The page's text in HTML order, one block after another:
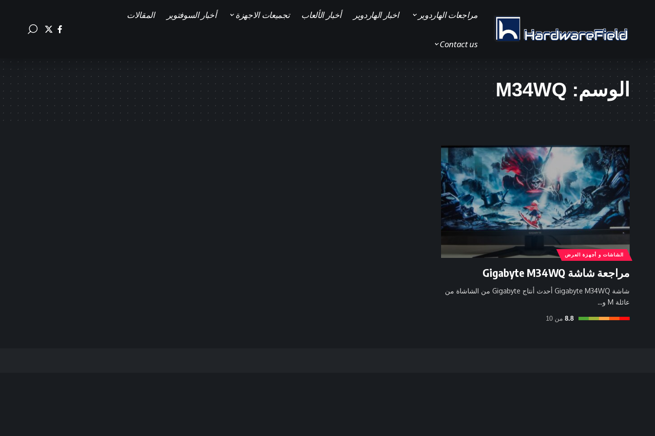
مراجعات الهاردوير اخبار الهاردوير أخبار الألعاب تجميعات الاجهزة أخبار السوفتوير المقالات
Contact us
الوسم: M34WQ
الشاشات و أجهزة العرض
مراجعة شاشة Gigabyte M34WQ
شاشة Gigabyte M34WQ أحدث أنتاج Gigabyte من الشاشاة من
عائلة M و…
8.8 من 10